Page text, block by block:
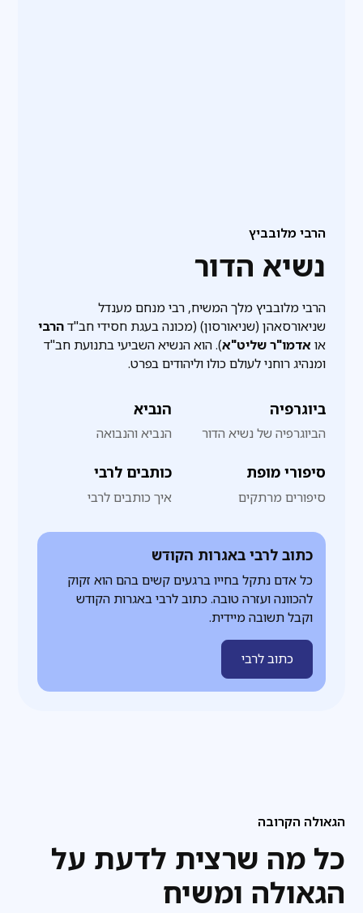
הרבי מלובביץ
נשיא הדור
הרבי מלובביץ מלך המשיח, רבי מנחם מענדל
שניאורסאהן (שניאורסון) (מכונה בעגת חסידי חב"דהרבי
אואדמו"ר שליט"א). הוא הנשיא השביעי בתנועת חב"ד
ומנהיג רוחני לעולם כולו וליהודים בפרט.
ביוגרפיה
הביוגרפיה של נשיא הדור
הנביא
הנביא והנבואה
סיפורי מופת
סיפורים מרתקים
כותבים לרבי
איך כותבים לרבי
כתוב לרבי באגרות הקודש
כל אדם נתקל בחייו ברגעים קשים בהם הוא זקוק
להכוונה ועזרה טובה. כתוב לרבי באגרות הקודש
וקבל תשובה מיידית.
כתוב לרבי
הגאולה הקרובה
כל מה שרצית לדעת על
הגאולה ומשיח